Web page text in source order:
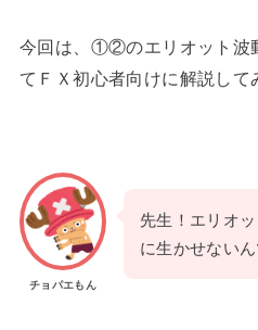
今回は、①②のエリオット波
てＦＸ初心者向けに解説して
チョパエもん
先生！エリオ
に生かせないん